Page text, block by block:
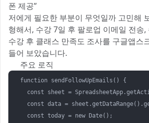
폰 제공”
저에게 필요한 부분이 무엇일까 고민해
형해서, 수강 7일 후 팔로업 이메일 전송,
수강 후 클래스 만족도 조사를 구글앱스
들어 보았습니다.
👨‍💻 주요 로직
function sendFollowUpEmails() {
const sheet =
const data =
  const today = new Date();